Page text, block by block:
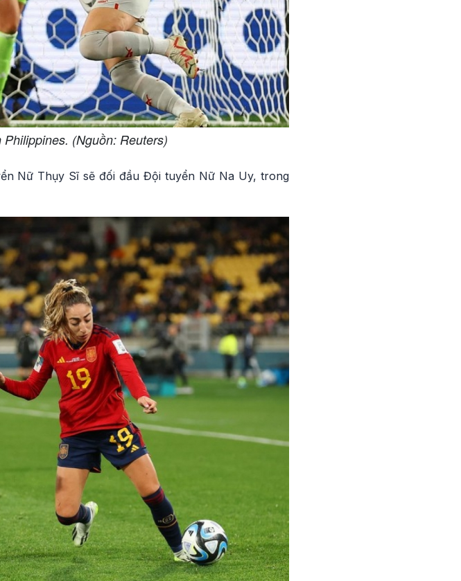
(Nguồn: Reuters)
Nữ Thụy Sĩ sẽ đối đầu Đội tuyển Nữ Na Uy, trong